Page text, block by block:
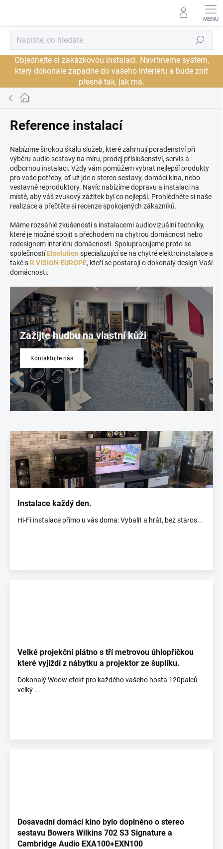
Objednejte si zakázkovou instalaci. Navrhneme systém,
který dokonale zapadne do vašeho interiéru a bude znít
přesně tak, jak má.
Hledat
Domů
Reference instalací
Nabízíme širokou škálu služeb, které zahrnují poradenství při
výběru audio sestavy na míru, prodej příslušenství, servis a
odbornou instalaci. Vždy vám pomůžem vybrat nejlepší produkty
pro vaše potřeby, ať už jde o stereo sestavy, domácí kina, nebo
vestavné reproduktory. Navíc nabízíme dopravu a instalaci na
místě, aby váš zvukový zážitek byl co nejlepší. Prohlédněte si naše
realizace a přečtěte si recenze spokojených zákazníků.
Máme rozsáhlé zkušenosti s instalacemi audiovizuální techniky,
které je možné spojit s přechodem na chytrou domácnost nebo
redesignem interiéru domácnosti. Spolupracujeme proto se
společnostíEIsolution specializující se na chytré elektroinstalace a
také s R VISION EUROPE, kteří se postarají o dokonalý design Vaší
domácnosti.
Zažijte hudbu na vlastní kůži
Kontaktujte nás
p
i
s
č
l
Instalace každý den.
Hi-Fi instalace přímo u vás doma: Vybalit a hrát, bez staros...
Velké projekční plátno s tří metrovou úhlopříčkou
které vyjíždí z nábytku a projektor ze šuplíku.
Dokonalý Woow efekt pro každého vašeho hosta 120palců
velký ...
Dosavadní domácí kino bylo doplněno o stereo
sestavu Bowers Wilkins 702 S3 Signature a
Cambridge Audio EXA100+EXN100